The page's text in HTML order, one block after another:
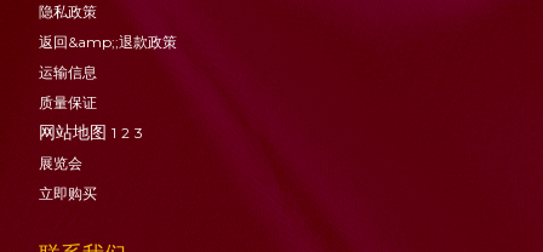
隐私政策
返回&amp;;退款政策
运输信息
质量保证
网站地图 1 2 3
展览会
立即购买